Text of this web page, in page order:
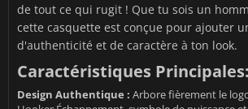
de tout ce qui rugit ! Que tu sois un
cette casquette est conçue pour ajouter
d'authenticité et de caractère à ton look.
Caractéristiques Principales:
Design Authentique : Arbore fièrement le